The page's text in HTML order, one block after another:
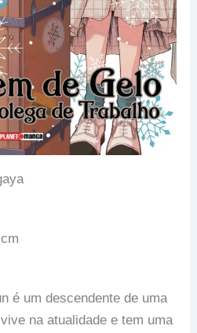
é um descendente de uma
na atualidade e tem uma